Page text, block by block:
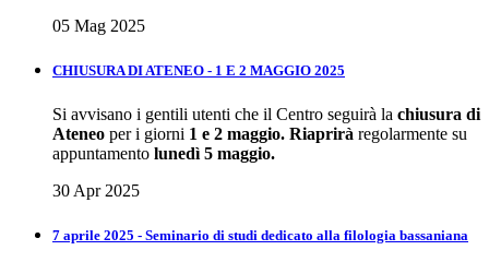
05 Mag 2025
CHIUSURA DI ATENEO - 1 E 2 MAGGIO 2025
Si avvisano i gentili utenti che il Centro seguirà la chiusura di
Ateneo per i giorni 1 e 2 maggio. Riaprirà regolarmente su
appuntamento lunedì 5 maggio.
30 Apr 2025
7 aprile 2025 - Seminario di studi dedicato alla filologia bassaniana